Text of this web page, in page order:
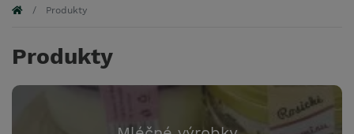
Produkty
Produkty